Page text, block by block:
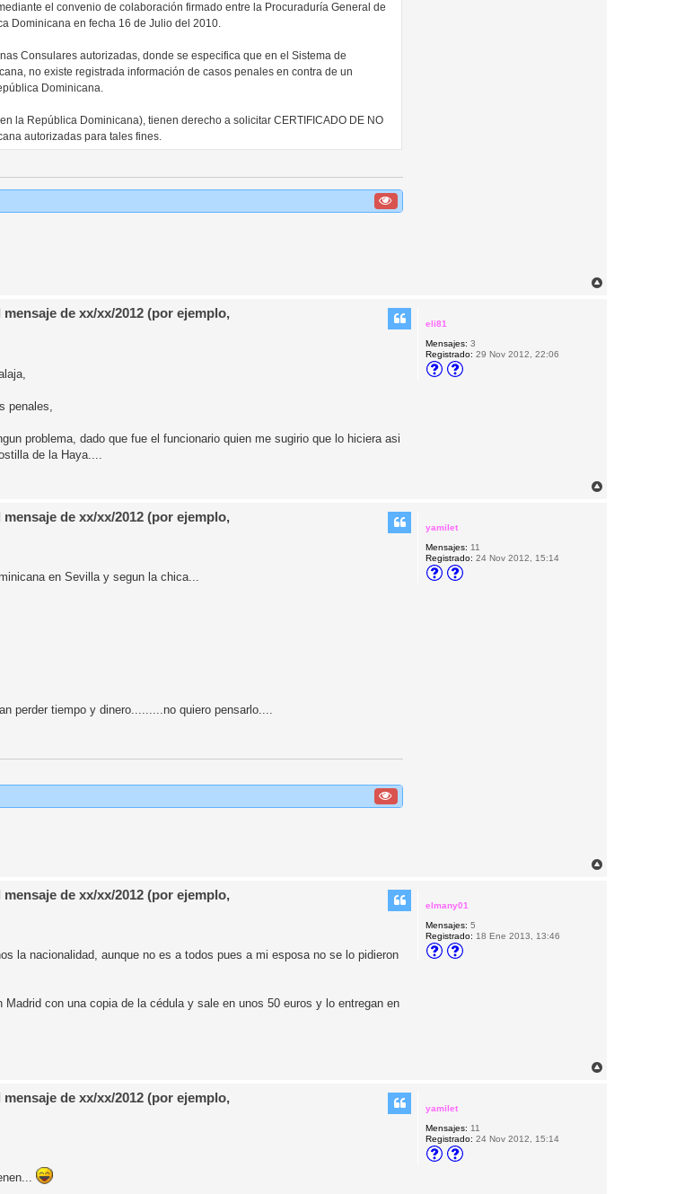
el convenio de colaboración firmado entre la Procuraduría General de
Dominicana en fecha 16 de Julio del 2010.
Consulares autorizadas, donde se especifica que en el Sistema de
no existe registrada información de casos penales en contra de un
Dominicana.
la República Dominicana), tienen derecho a solicitar CERTIFICADO DE NO
autorizadas para tales fines.
eli81
Mensajes: 3
Registrado: 29 Nov 2012, 22:06
de xx/xx/2012 (por ejemplo,
penales,
problema, dado que fue el funcionario quien me sugirio que lo hiciera asi
de la Haya....
yamilet
Mensajes: 11
Registrado: 24 Nov 2012, 15:14
de xx/xx/2012 (por ejemplo,
en Sevilla y segun la chica...
perder tiempo y dinero.........no quiero pensarlo....
elmany01
Mensajes: 5
Registrado: 18 Ene 2013, 13:46
de xx/xx/2012 (por ejemplo,
la nacionalidad, aunque no es a todos pues a mi esposa no se lo pidieron
con una copia de la cédula y sale en unos 50 euros y lo entregan en
yamilet
Mensajes: 11
Registrado: 24 Nov 2012, 15:14
de xx/xx/2012 (por ejemplo,